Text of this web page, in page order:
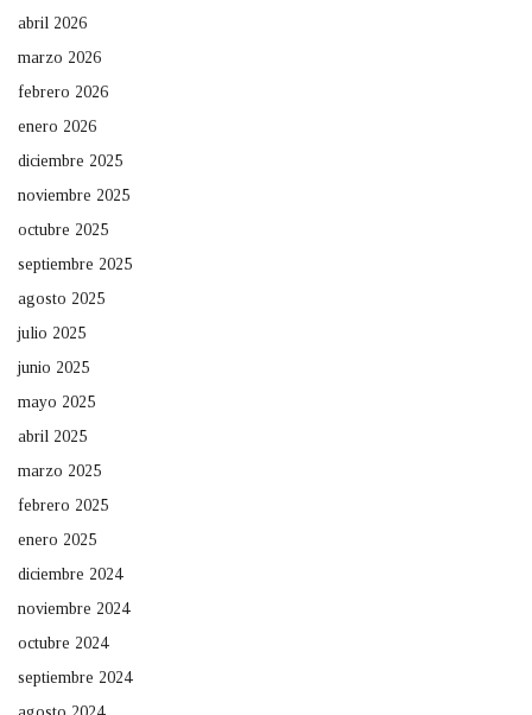
abril 2026
marzo 2026
febrero 2026
enero 2026
diciembre 2025
noviembre 2025
octubre 2025
septiembre 2025
agosto 2025
julio 2025
junio 2025
mayo 2025
abril 2025
marzo 2025
febrero 2025
enero 2025
diciembre 2024
noviembre 2024
octubre 2024
septiembre 2024